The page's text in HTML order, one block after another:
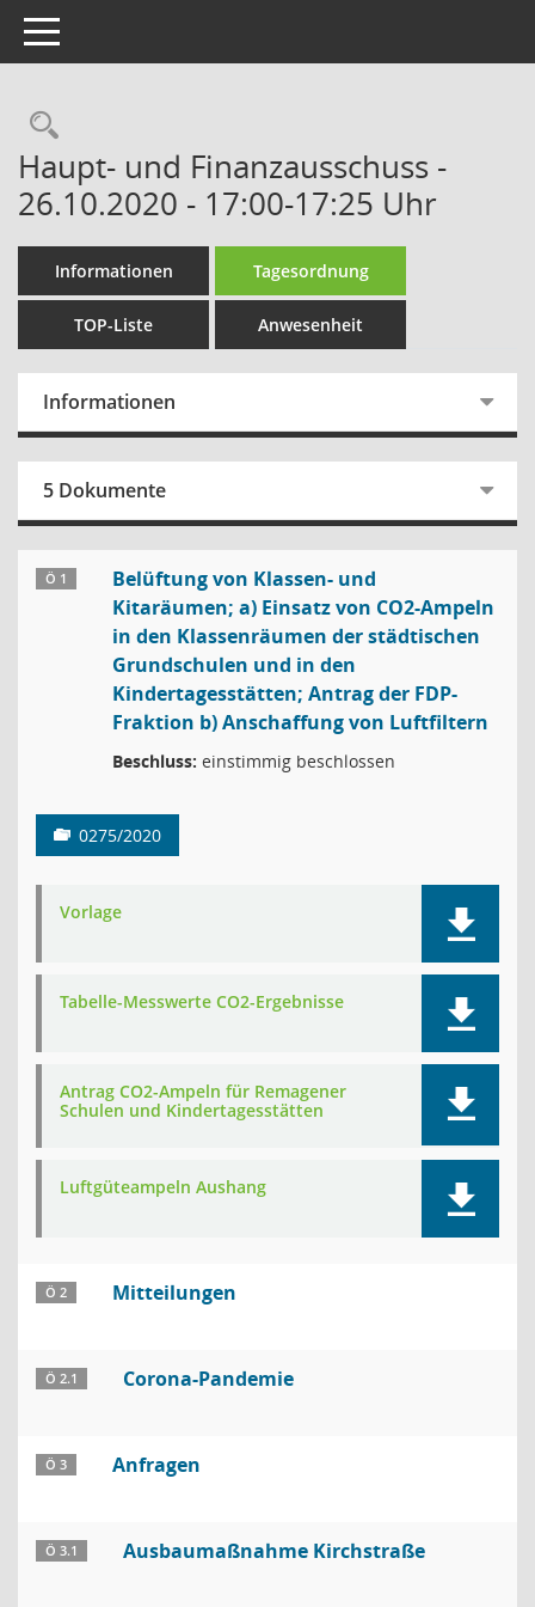
Toggle navigation
Rechercheauswahl
Haupt- und Finanzausschuss -
26.10.2020 - 17:00-17:25 Uhr
Informationen Tagesordnung
TOP-Liste Anwesenheit
Informationen
5 Dokumente
Ö 1
Belüftung von Klassen- und
Kitaräumen; a) Einsatz von CO2-Ampeln
in den Klassenräumen der städtischen
Grundschulen und in den
Kindertagesstätten; Antrag der FDP-
Fraktion b) Anschaffung von Luftfiltern
Beschluss: einstimmig beschlossen
0275/2020
Vorlage
Tabelle-Messwerte CO2-Ergebnisse
Antrag CO2-Ampeln für Remagener
Schulen und Kindertagesstätten
Luftgüteampeln Aushang
Ö 2 Mitteilungen
Ö 2.1 Corona-Pandemie
Ö 3 Anfragen
Ö 3.1 Ausbaumaßnahme Kirchstraße